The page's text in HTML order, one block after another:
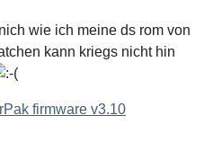
wie ich meine ds rom von
kann kriegs nicht hin
firmware v3.10